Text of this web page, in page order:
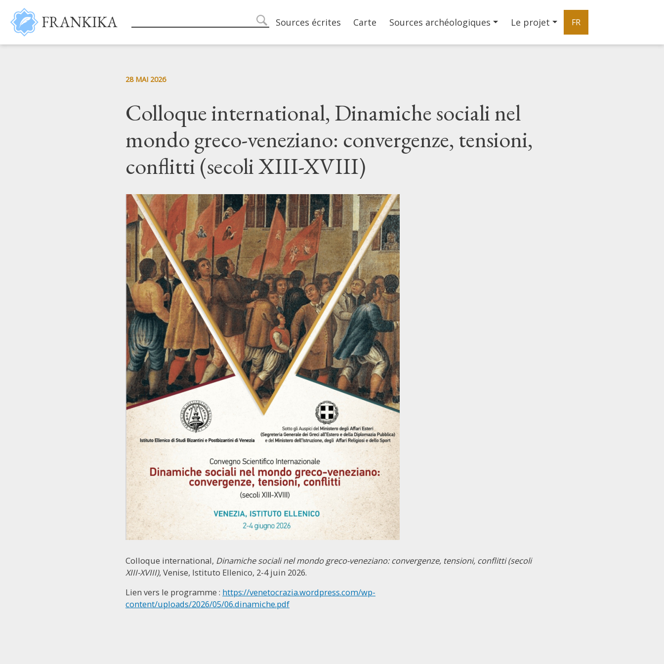
Aller au contenu principal
FRANKIKA search
Main navigation
Sources écrites Carte Sources archéologiques Le projet FR
28 MAI 2026
Colloque international, Dinamiche sociali nel
mondo greco-veneziano: convergenze, tensioni,
conflitti (secoli XIII-XVIII)
Colloque international, Dinamiche sociali nel mondo greco-veneziano: convergenze, tensioni, conflitti (secoli
XIII-XVIII), Venise, Istituto Ellenico, 2-4 juin 2026.
Lien vers le programme : https://venetocrazia.wordpress.com/wp-
content/uploads/2026/05/06.dinamiche.pdf